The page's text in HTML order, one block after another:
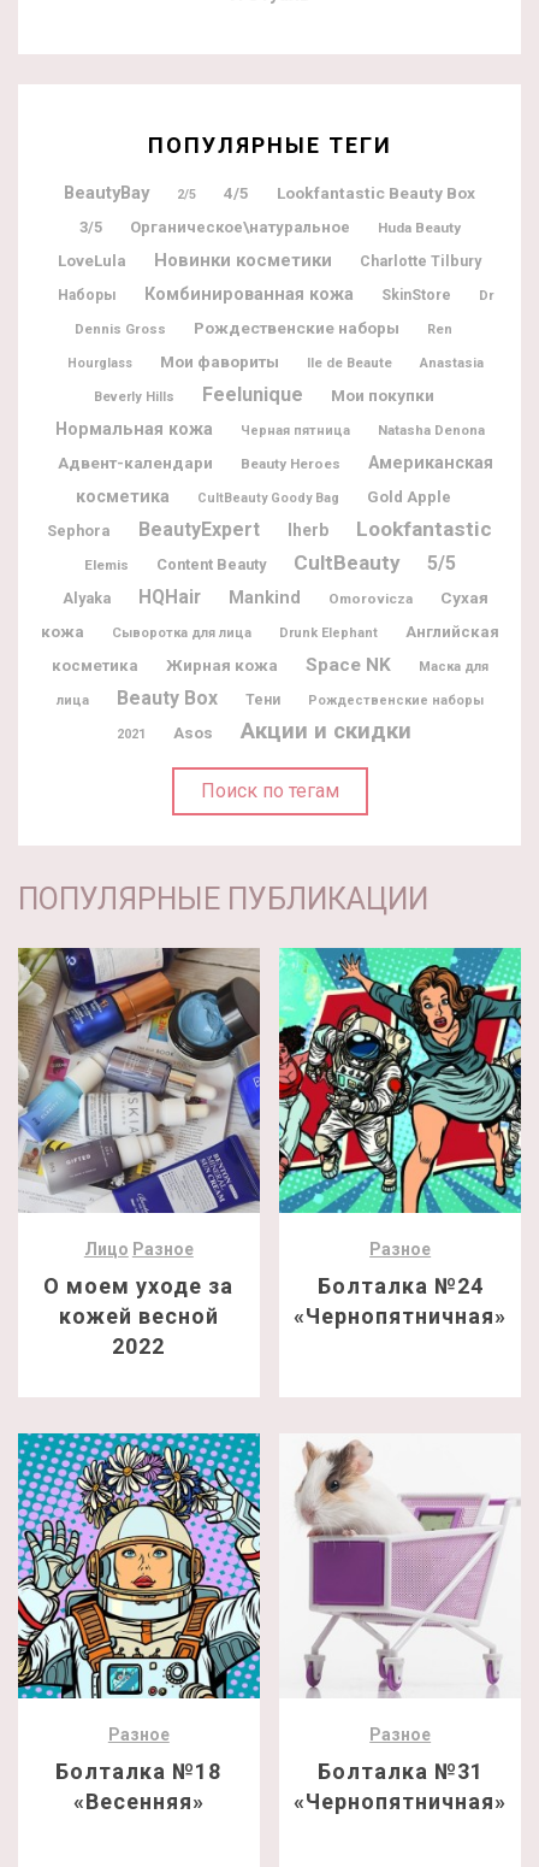
ПОПУЛЯРНЫЕ ТЕГИ
BeautyBay 2/5 4/5 Lookfantastic Beauty Box
3/5 Органическое\натуральное Huda Beauty
LoveLula Новинки косметики Charlotte Tilbury
Наборы Комбинированная кожа SkinStore
Dr
Dennis Gross
Рождественские наборы Ren
Hourglass Мои фавориты Ile de Beaute Anastasia
Beverly Hills Feelunique
Мои покупки
Нормальная кожа
Черная пятница Natasha Denona
Адвент-календари Beauty Heroes
Американская
косметика
CultBeauty Goody Bag
Gold Apple
Sephora
BeautyExpert Iherb Lookfantastic
Elemis Content Beauty CultBeauty 5/5
Alyaka HQHair Mankind Omorovicza
Сухая
кожа
Сыворотка для лица Drunk Elephant
Английская
косметика
Жирная кожа Space NK Маска для
лица Beauty Box Тени Рождественские наборы
2021 Asos Акции и скидки
Поиск по тегам
ПОПУЛЯРНЫЕ ПУБЛИКАЦИИ
Лицо Разное
О моем уходе за
кожей весной
2022
Разное
Болталка №24
«Чернопятничная»
Разное
Болталка №18
«Весенняя»
Разное
Болталка №31
«Чернопятничная»